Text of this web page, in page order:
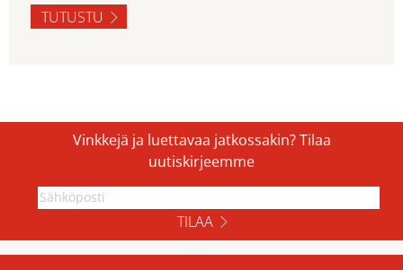
TUTUSTU
Vinkkejä ja luettavaa jatkossakin? Tilaa
uutiskirjeemme
TILAA